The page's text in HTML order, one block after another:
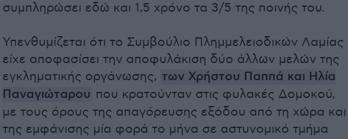
συμπληρώσει εδώ και 1,5 χρόνο τα 3/5 της ποινής του.
Υπενθυμίζεται ότι το Συμβούλιο Πλημμελειοδικών Λαμίας
είχε αποφασίσει την αποφυλάκιση δύο άλλων μελών της
εγκληματικής οργάνωσης, των Χρήστου Παππά και Ηλία
Παναγιώταρου που κρατούνταν στις φυλακές Δομοκού,
με τους όρους της απαγόρευσης εξόδου από τη χώρα και
της εμφάνισης μία φορά το μήνα σε αστυνομικό τμήμα